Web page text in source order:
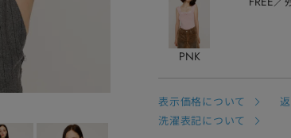
PNK
表示価格について
洗濯表記について